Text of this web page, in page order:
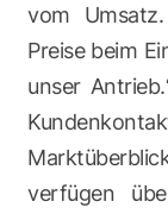
vom
Preise beim
unser
verfügen